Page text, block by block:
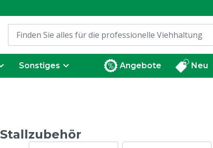
Sonstiges Angebote Neu
Stallzubehör